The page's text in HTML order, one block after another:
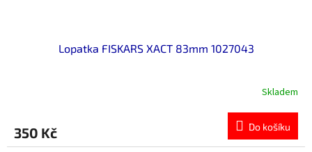
Lopatka FISKARS XACT 83mm 1027043
Skladem
350 Kč Do košíku